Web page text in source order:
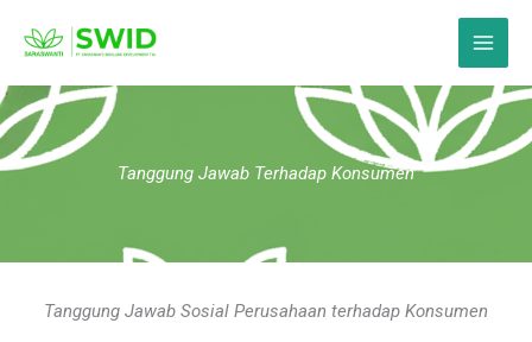
Main
Menu
Tanggung Jawab Terhadap Konsumen
Tanggung Jawab Sosial Perusahaan terhadap Konsumen